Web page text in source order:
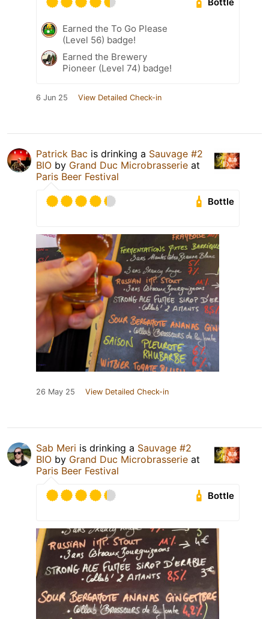
Earned the To Go Please
(Level 56) badge!
Earned the Brewery
Pioneer (Level 74) badge!
6 Jun 25 View Detailed Check-in
Patrick Bac is drinking a Sauvage #2
BIO by Grand Duc Microbrasserie at
Paris Beer Festival
Bottle
26 May 25 View Detailed Check-in
Sab Meri is drinking a Sauvage #2
BIO by Grand Duc Microbrasserie at
Paris Beer Festival
Bottle